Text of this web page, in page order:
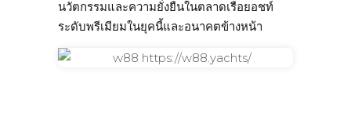
นวัตกรรมและความยั่งยืนในตลาดเรือยอชท์
ระดับพรีเมียมในยุคนี้และอนาคตข้างหน้า